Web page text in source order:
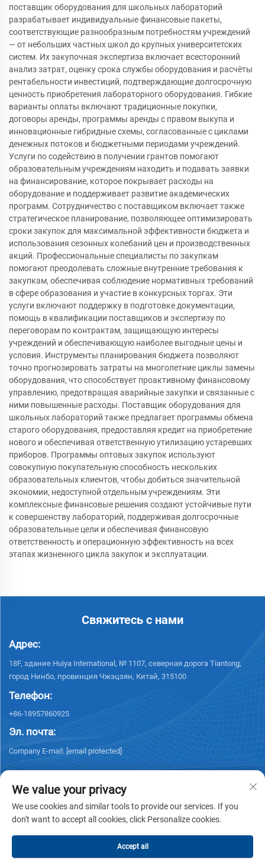
поставщик оборудования для школьных лабораторий
разрабатывает индивидуальные финансовые пакеты,
соответствующие разнообразным потребностям учреждений
— от небольших частных школ до крупных университетских
систем. Их закупочная экспертиза включает всесторонний
анализ затрат, оценку срока службы оборудования и расчёты
рентабельности инвестиций, подтверждающие долгосрочную
ценность приобретения лабораторного оборудования. Гибкие
варианты оплаты включают традиционные покупки,
договоры аренды, программы аренды с правом выкупа и
инновационные гибридные схемы, согласованные с циклами
денежных потоков и бюджетными периодами учреждений.
Услуги по содействию в получении грантов помогают
образовательным учреждениям находить и подавать заявки
на финансирование, которое покрывает расходы на
оборудование и поддерживает развитие академических
программ. Сотрудничество с поставщиком включает также
стратегическое планирование, позволяющее оптимизировать
сроки закупок для максимальной эффективности бюджета и
использования сезонных колебаний цен и производственных
акций. Профессиональные специалисты по закупкам
помогают преодолевать сложные внутренние требования к
закупкам, обеспечивая соблюдение нормативных требований
в сфере образования и участие в конкурсных торгах. Эти
услуги включают поддержку в подготовке документации,
помощь в квалификации поставщиков и экспертизу по
переговорам по контрактам, защищающую интересы
учреждений и обеспечивающую наиболее выгодные цены и
условия. Инструменты планирования бюджета позволяют
точно прогнозировать затраты на многолетние циклы замены
оборудования, что способствует проактивному финансовому
управлению, предотвращая аварийные закупки и связанные с
ними повышенные расходы. Поставщик оборудования для
школьных лабораторий также предлагает программы обмена
старого оборудования, предоставляя кредит на приобретение
нового и обеспечивая ответственную утилизацию устаревших
приборов. Программы оптовых закупок используют
совокупную покупательную способность нескольких
образовательных клиентов, чтобы добиться значительной
экономии, недоступной отдельным учреждениям. Эти
комплексные финансовые решения создают устойчивые пути
к совершенству лабораторий, поддерживая долгосрочные
образовательные цели и обеспечивая финансовую
ответственность и операционную эффективность на всех
этапах жизненного цикла закупок и эксплуатации.
Свяжитесь с нами
Адрес:
18F, здание Huiya International, № 1107, северная дорога Tiantong,
город Нинбо, провинция Чжэцзян, Китай, 315100
Телефон:
+86-18957860925
Эл. почта:
Company E-mail: [email protected]
Политика конфиденциальности
We value your privacy
We use cookies and similar tools to provide our services. If you
don't want to accept all cookies, click Personalize cookies.
Accept all